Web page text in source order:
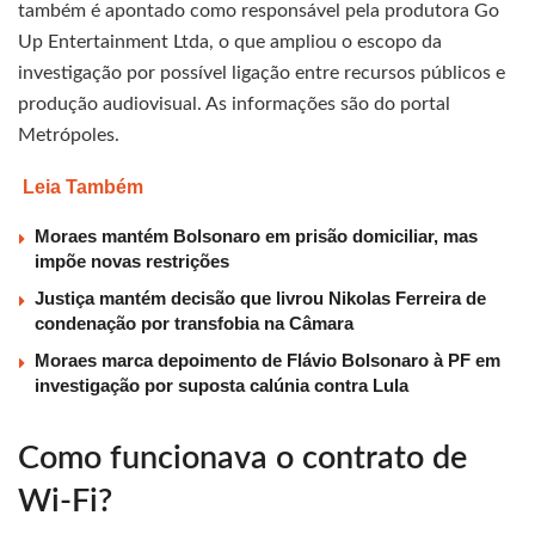
também é apontado como responsável pela produtora Go
Up Entertainment Ltda, o que ampliou o escopo da
investigação por possível ligação entre recursos públicos e
produção audiovisual. As informações são do portal
Metrópoles.
Leia Também
Moraes mantém Bolsonaro em prisão domiciliar, mas
impõe novas restrições
Justiça mantém decisão que livrou Nikolas Ferreira de
condenação por transfobia na Câmara
Moraes marca depoimento de Flávio Bolsonaro à PF em
investigação por suposta calúnia contra Lula
Como funcionava o contrato de
Wi-Fi?